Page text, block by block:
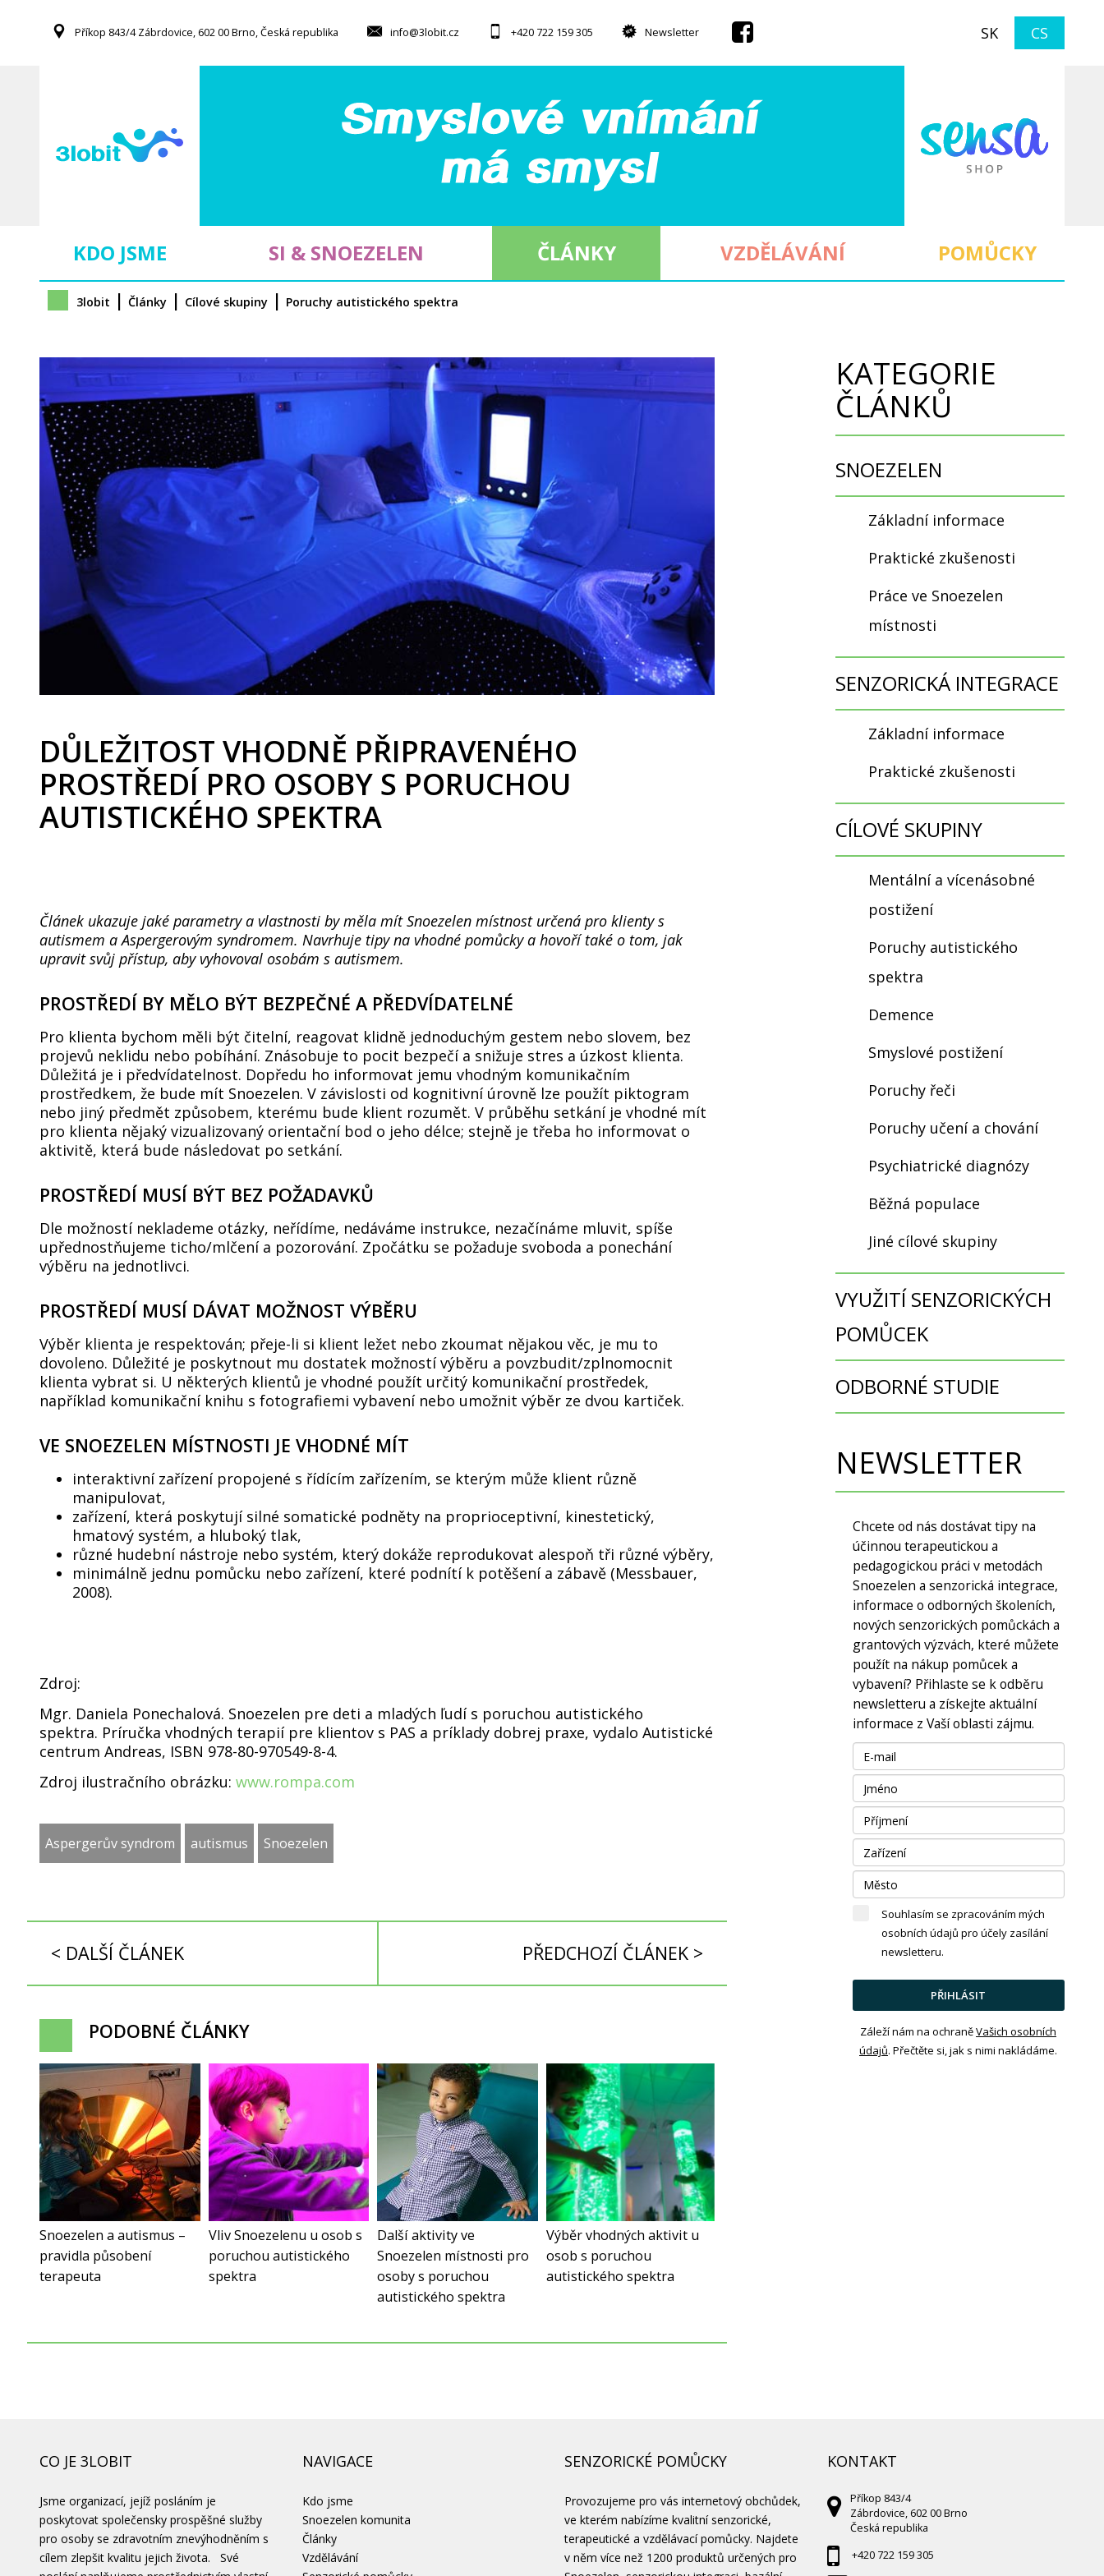
Příkop 843/4 Zábrdovice, 602 00 Brno, Česká republika info@3lobit.cz +420 722 159 305 Newsletter SK CS
KDO JSME SI & SNOEZELEN ČLÁNKY VZDĚLÁVÁNÍ POMŮCKY
3lobit Články Cílové skupiny Poruchy autistického spektra
DŮLEŽITOST VHODNĚ PŘIPRAVENÉHO
PROSTŘEDÍ PRO OSOBY S PORUCHOU
AUTISTICKÉHO SPEKTRA
Článek ukazuje jaké parametry a vlastnosti by měla mít Snoezelen místnost určená pro klienty s
autismem a Aspergerovým syndromem. Navrhuje tipy na vhodné pomůcky a hovoří také o tom, jak
upravit svůj přístup, aby vyhovoval osobám s autismem.
PROSTŘEDÍ BY MĚLO BÝT BEZPEČNÉ A PŘEDVÍDATELNÉ
Pro klienta bychom měli být čitelní, reagovat klidně jednoduchým gestem nebo slovem, bez
projevů neklidu nebo pobíhání. Znásobuje to pocit bezpečí a snižuje stres a úzkost klienta.
Důležitá je i předvídatelnost. Dopředu ho informovat jemu vhodným komunikačním
prostředkem, že bude mít Snoezelen. V závislosti od kognitivní úrovně lze použít piktogram
nebo jiný předmět způsobem, kterému bude klient rozumět. V průběhu setkání je vhodné mít
pro klienta nějaký vizualizovaný orientační bod o jeho délce; stejně je třeba ho informovat o
aktivitě, která bude následovat po setkání.
PROSTŘEDÍ MUSÍ BÝT BEZ POŽADAVKŮ
Dle možností neklademe otázky, neřídíme, nedáváme instrukce, nezačínáme mluvit, spíše
upřednostňujeme ticho/mlčení a pozorování. Zpočátku se požaduje svoboda a ponechání
výběru na jednotlivci.
PROSTŘEDÍ MUSÍ DÁVAT MOŽNOST VÝBĚRU
Výběr klienta je respektován; přeje-li si klient ležet nebo zkoumat nějakou věc, je mu to
dovoleno. Důležité je poskytnout mu dostatek možností výběru a povzbudit/zplnomocnit
klienta vybrat si. U některých klientů je vhodné použít určitý komunikační prostředek,
například komunikační knihu s fotografiemi vybavení nebo umožnit výběr ze dvou kartiček.
VE SNOEZELEN MÍSTNOSTI JE VHODNÉ MÍT
interaktivní zařízení propojené s řídícím zařízením, se kterým může klient různě
manipulovat,
zařízení, která poskytují silné somatické podněty na proprioceptivní, kinestetický,
hmatový systém, a hluboký tlak,
různé hudební nástroje nebo systém, který dokáže reprodukovat alespoň tři různé výběry,
minimálně jednu pomůcku nebo zařízení, které podnítí k potěšení a zábavě (Messbauer,
2008).
Zdroj:
Mgr. Daniela Ponechalová. Snoezelen pre deti a mladých ľudí s poruchou autistického
spektra. Príručka vhodných terapií pre klientov s PAS a príklady dobrej praxe, vydalo Autistické
centrum Andreas, ISBN 978-80-970549-8-4.
Zdroj ilustračního obrázku: www.rompa.com
Aspergerův syndrom autismus Snoezelen
< DALŠÍ ČLÁNEK PŘEDCHOZÍ ČLÁNEK >
PODOBNÉ ČLÁNKY
Snoezelen a autismus –
pravidla působení
terapeuta
Vliv Snoezelenu u osob s
poruchou autistického
spektra
Další aktivity ve
Snoezelen místnosti pro
osoby s poruchou
autistického spektra
Výběr vhodných aktivit u
osob s poruchou
autistického spektra
KATEGORIE
ČLÁNKŮ
SNOEZELEN
Základní informace
Praktické zkušenosti
Práce ve Snoezelen
místnosti
SENZORICKÁ INTEGRACE
Základní informace
Praktické zkušenosti
CÍLOVÉ SKUPINY
Mentální a vícenásobné
postižení
Poruchy autistického
spektra
Demence
Smyslové postižení
Poruchy řeči
Poruchy učení a chování
Psychiatrické diagnózy
Běžná populace
Jiné cílové skupiny
VYUŽITÍ SENZORICKÝCH
POMŮCEK
ODBORNÉ STUDIE
NEWSLETTER
Chcete od nás dostávat tipy na
účinnou terapeutickou a
pedagogickou práci v metodách
Snoezelen a senzorická integrace,
informace o odborných školeních,
nových senzorických pomůckách a
grantových výzvách, které můžete
použít na nákup pomůcek a
vybavení? Přihlaste se k odběru
newsletteru a získejte aktuální
informace z Vaší oblasti zájmu.
Souhlasím se zpracováním mých
osobních údajů pro účely zasílání
newsletteru.
PŘIHLÁSIT
Záleží nám na ochraněVašich osobních
údajů. Přečtěte si, jak s nimi nakládáme.
CO JE 3LOBIT
Jsme organizací, jejíž posláním je
poskytovat společensky prospěšné služby
pro osoby se zdravotním znevýhodněním s
cílem zlepšit kvalitu jejich života. Své
NAVIGACE
Kdo jsme
Snoezelen komunita
Články
Vzdělávání
SENZORICKÉ POMŮCKY
Provozujeme pro vás internetový obchůdek,
ve kterém nabízíme kvalitní senzorické,
terapeutické a vzdělávací pomůcky. Najdete
v něm více než 1200 produktů určených pro
KONTAKT
Příkop 843/4
Zábrdovice, 602 00 Brno
Česká republika
+420 722 159 305